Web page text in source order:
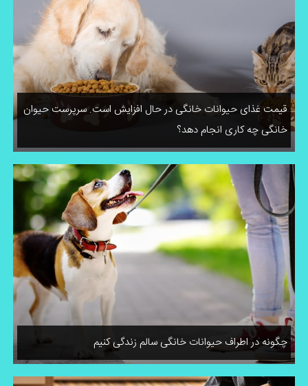
قیمت غذای حیوانات خانگی در حال افزایش است. سرپرست حیوان
خانگی چه کاری انجام دهد؟
چگونه در اطراف حیوانات خانگی سالم زندگی کنیم